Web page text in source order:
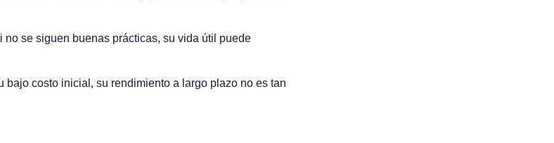
no se siguen buenas prácticas, su vida útil puede
bajo costo inicial, su rendimiento a largo plazo no es tan